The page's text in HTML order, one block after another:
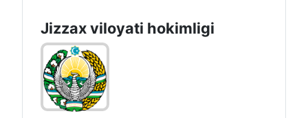
Jizzах vilоyati hоkimligi